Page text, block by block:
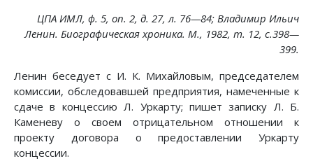
ЦПА ИМЛ, ф. 5, on. 2, д. 27, л. 76—84; Владимир Ильич
Ленин. Биографическая хроника. М., 1982, т. 12, с.398—
399.
Ленин беседует с И. К. Михайловым, председателем
комиссии, обследовавшей предприятия, намеченные к
сдаче в концессию Л. Уркарту; пишет записку Л. Б.
Каменеву о своем отрицательном отношении к
проекту договора о предоставлении Уркарту
концессии.